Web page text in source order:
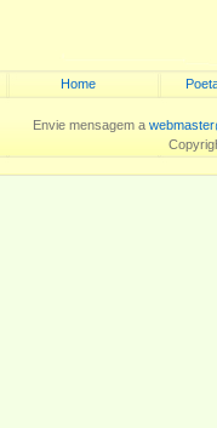
Home
Envie mensagem a